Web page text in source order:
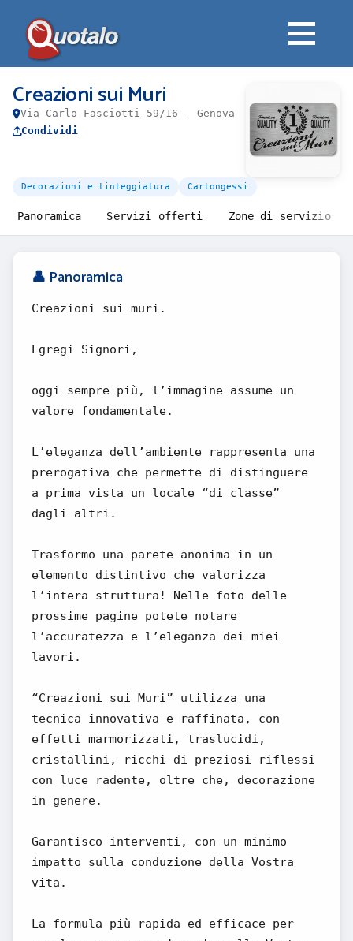
Creazioni sui Muri
Via Carlo Fasciotti 59/16 - Genova
Condividi
Decorazioni e tinteggiatura Cartongessi
Panoramica Servizi offerti Zone di servizio
👤 Panoramica
Creazioni sui muri.
Egregi Signori,
oggi sempre più, l’immagine assume un
valore fondamentale.
L’eleganza dell’ambiente rappresenta una
prerogativa che permette di distinguere
a prima vista un locale “di classe”
dagli altri.
Trasformo una parete anonima in un
elemento distintivo che valorizza
l’intera struttura! Nelle foto delle
prossime pagine potete notare
l’accuratezza e l’eleganza dei miei
lavori.
“Creazioni sui Muri” utilizza una
tecnica innovativa e raffinata, con
effetti marmorizzati, traslucidi,
cristallini, ricchi di preziosi riflessi
con luce radente, oltre che, decorazione
in genere.
Garantisco interventi, con un minimo
impatto sulla conduzione della Vostra
vita.
La formula più rapida ed efficace per